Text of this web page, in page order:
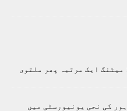
میٹنگ ایک مرتبہ پھر ملتوی
کی نجی یونیورسٹی میں